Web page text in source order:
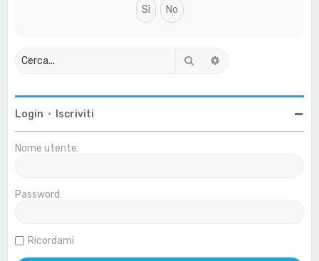
Cerca
Login • Iscriviti
Nome utente:
Password:
Ricordami